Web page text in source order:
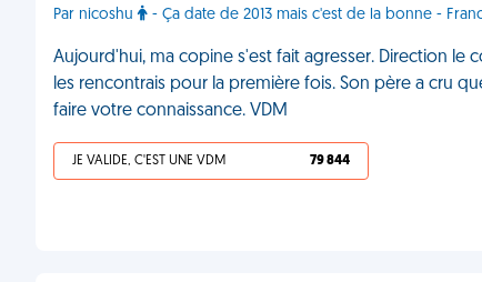
Par nicoshu - Ça date de 2013 mais c'est de la bonne -
Aujourd'hui, ma copine s'est fait agresser. Direction le
les rencontrais pour la première fois. Son père a cru
faire votre connaissance. VDM
JE VALIDE, C'EST UNE VDM 79 844